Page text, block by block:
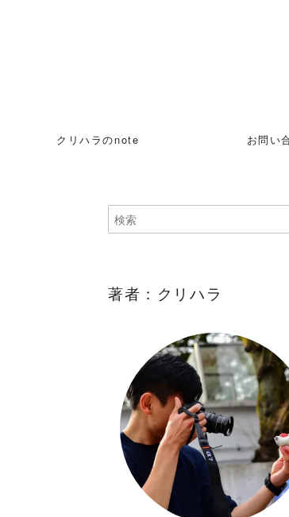
クリハラのnote お問い
著者：クリハラ